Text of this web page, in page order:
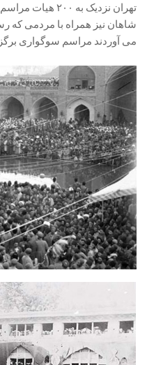
تهران نزدیک به
شاهان نیز همراه با مردمی که
می آوردند مراسم سوگواری